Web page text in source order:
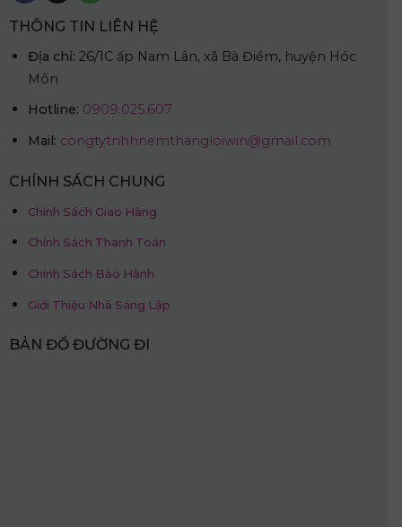
THÔNG TIN LIÊN HỆ
Địa chỉ: 26/1C ấp Nam Lân, xã Bà Điểm, huyện Hóc
Môn
Hotline: 0909.025.607
Mail: congtytnhhnemthangloiwin@gmail.com
CHÍNH SÁCH CHUNG
Chính Sách Giao Hàng
Chính Sách Thanh Toán
Chính Sách Bảo Hành
Giới Thiệu Nhà Sáng Lập
BẢN ĐỒ ĐƯỜNG ĐI